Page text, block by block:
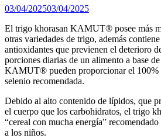
de
aire.
03/04/202503/04/2025
El trigo khorasan KAMUT® posee más
otras variedades de trigo, además
antioxidantes que previenen el deterioro
porciones diarias de un alimento a base
KAMUT® pueden proporcionar el 100%
selenio recomendada.
Debido al alto contenido de lípidos, que
el cuerpo que los carbohidratos, el trigo
“cereal con mucha energía”
a los niños.